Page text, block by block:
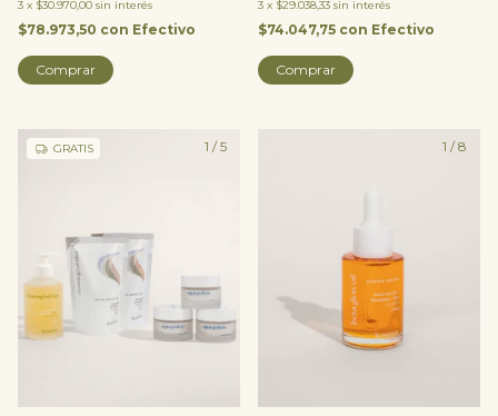
3 x $30.970,00 sin interés
$78.973,50 con Efectivo
Comprar
3 x $29.038,33 sin interés
$74.047,75 con Efectivo
1 /5
GRATIS 1 /8